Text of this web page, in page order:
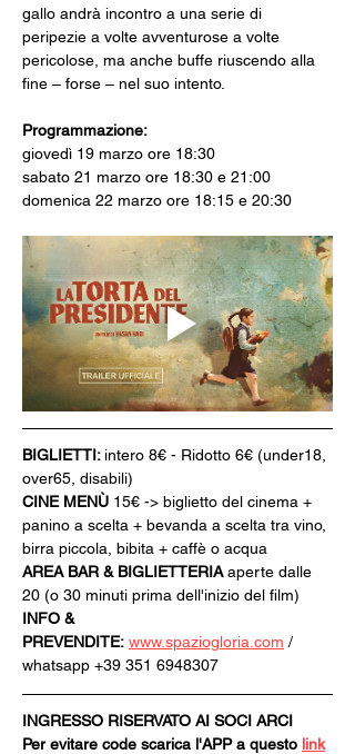
gallo andrà incontro a una serie di
peripezie a volte avventurose a volte
pericolose, ma anche buffe riuscendo alla
fine – forse – nel suo intento.
Programmazione:
giovedì 19 marzo ore 18:30
sabato 21 marzo ore 18:30 e 21:00
domenica 22 marzo ore 18:15 e 20:30
BIGLIETTI: intero 8€ - Ridotto 6€ (under18,
over65, disabili)
CINE MENÙ 15€ -> biglietto del cinema +
panino a scelta + bevanda a scelta tra vino,
birra piccola, bibita + caffè o acqua
AREA BAR & BIGLIETTERIA aperte dalle
20 (o 30 minuti prima dell'inizio del film)
INFO &
PREVENDITE: www.spaziogloria.com /
whatsapp +39 351 6948307
INGRESSO RISERVATO AI SOCI ARCI
Per evitare code scarica l'APP a questo link